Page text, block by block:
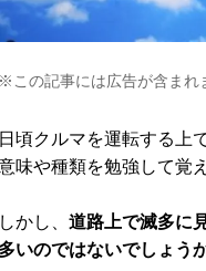
※この記事には広告が含まれ
日頃クルマを運転する上
味や種類を勉強して覚
しかし、 道路上で滅多に
多いのではないでしょう